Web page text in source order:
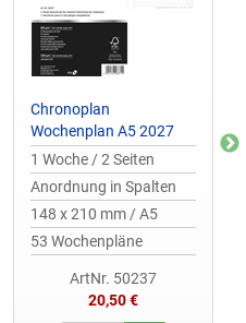
Chronoplan
Wochenplan A5 2027
1 Woche / 2 Seiten
Anordnung in Spalten
148 x 210 mm / A5
53 Wochenpläne
ArtNr. 50237
20,50 €